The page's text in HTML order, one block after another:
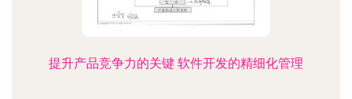
提升产品竞争力的关键 软件开发的精细化管理